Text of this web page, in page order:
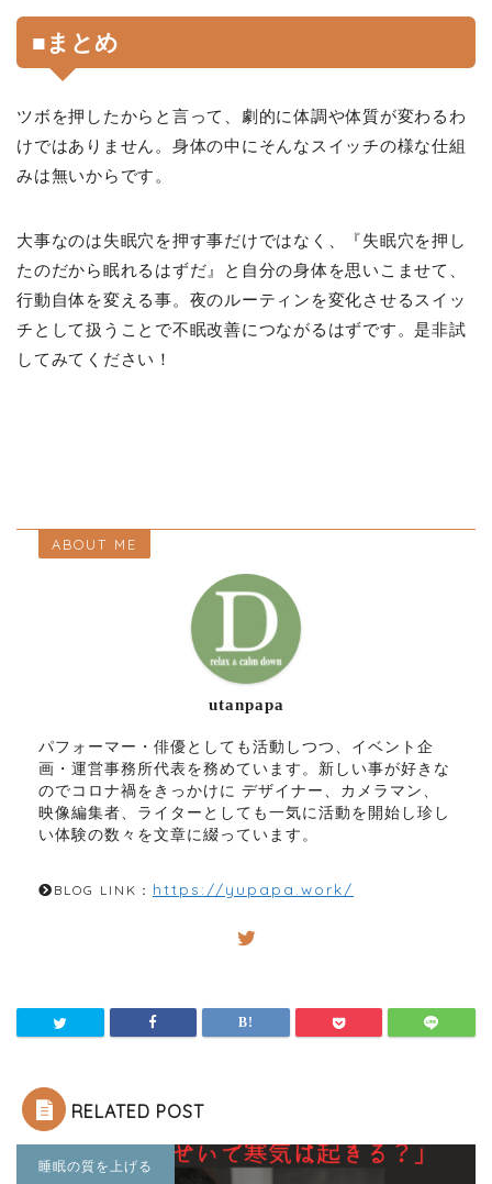
■まとめ
ツボを押したからと言って、劇的に体調や体質が変わるわ
けではありません。身体の中にそんなスイッチの様な仕組
みは無いからです。
大事なのは失眠穴を押す事だけではなく、『失眠穴を押し
たのだから眠れるはずだ』と自分の身体を思いこませて、
行動自体を変える事。夜のルーティンを変化させるスイッ
チとして扱うことで不眠改善につながるはずです。是非試
してみてください！
ABOUT ME
utanpapa
パフォーマー・俳優としても活動しつつ、イベント企
画・運営事務所代表を務めています。新しい事が好きな
のでコロナ禍をきっかけに デザイナー、カメラマン、
映像編集者、ライターとしても一気に活動を開始し珍し
い体験の数々を文章に綴っています。
BLOG LINK： https://yupapa.work/
RELATED POST
睡眠の質を上げる